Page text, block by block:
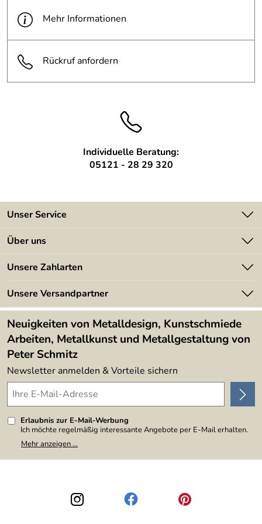
der Bohrlöcher liefern wir ebenso wie das
Befestigungsmaterial mit.
Befestigungsm
wird mitgeliefert (für festes
gleichwertig
Befestigung:
rückseitig Gewindebolzen zur
Mehr Informationen
Rückruf anfordern
Individuelle Beratung:
05121 - 28 29 320
Unser Service
Kontakt
Kundeninformationen
Newsletter
Lieferbedingungen
Über uns
Angebote
Kundenbewertungen (394)
4,9/5
Unsere Zahlarten
Unsere Versandpartner
Neuigkeiten von Metalldesign, Kunstschmiede
Arbeiten, Metallkunst und Metallgestaltung von
Peter Schmitz
Newsletter anmelden & Vorteile sichern
Erlaubnis zur E-Mail-Werbung
Ich möchte regelmäßig interessante Angebote per E-Mail erhalten.
Meine E-Mail-Adresse wird nicht an andere Unternehmen
weitergegeben. Zu statistischen Zwecken wird in anonymer Form
den Link "Abmelden" am Ende des Newsletters anklicke. Die
Datenschutzerklärung
habe ich zur Kenntnis genommen.
Mehr anzeigen ...